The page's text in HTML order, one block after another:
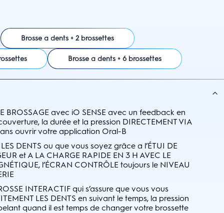
Brosse a dents + 2 brossettes
Brosse a dents + 6 brossettes
BROSSAGE avec iO SENSE avec un feedback en
la durée et la pression DIRECTEMENT VIA
ouvrir votre application Oral-B
DENTS ou que vous soyez grâce a l’ÉTUI DE
et A LA CHARGE RAPIDE EN 3 H AVEC LE
l’ÉCRAN CONTRÔLE toujours le NIVEAU
INTERACTIF qui s’assure que vous vous
LES DENTS en suivant le temps, la pression
quand il est temps de changer votre brossette